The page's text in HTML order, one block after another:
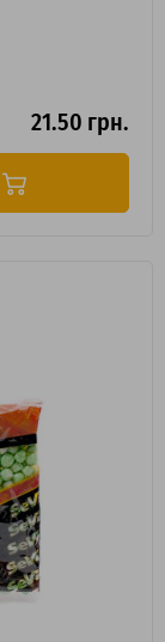
21.50 грн.